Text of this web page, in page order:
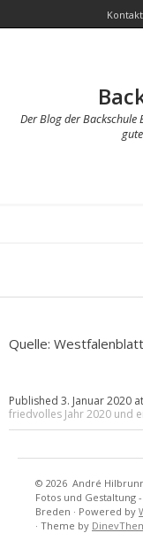
Kontakt
Der Blog der
Quelle:
Published 3. Januar 2020 at
friedvolles Jahr 2020 und
© 2026 André
Fotos und Gestaltung
Breden · Powered by
· Theme by